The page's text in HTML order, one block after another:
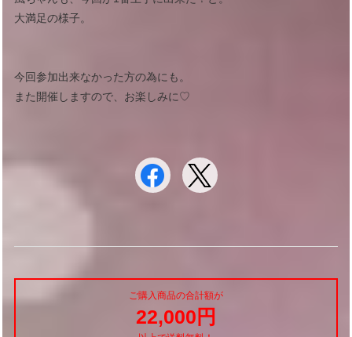
大満足の様子。
今回参加出来なかった方の為にも。
また開催しますので、お楽しみに♡
ご購入商品の合計額が
22,000円